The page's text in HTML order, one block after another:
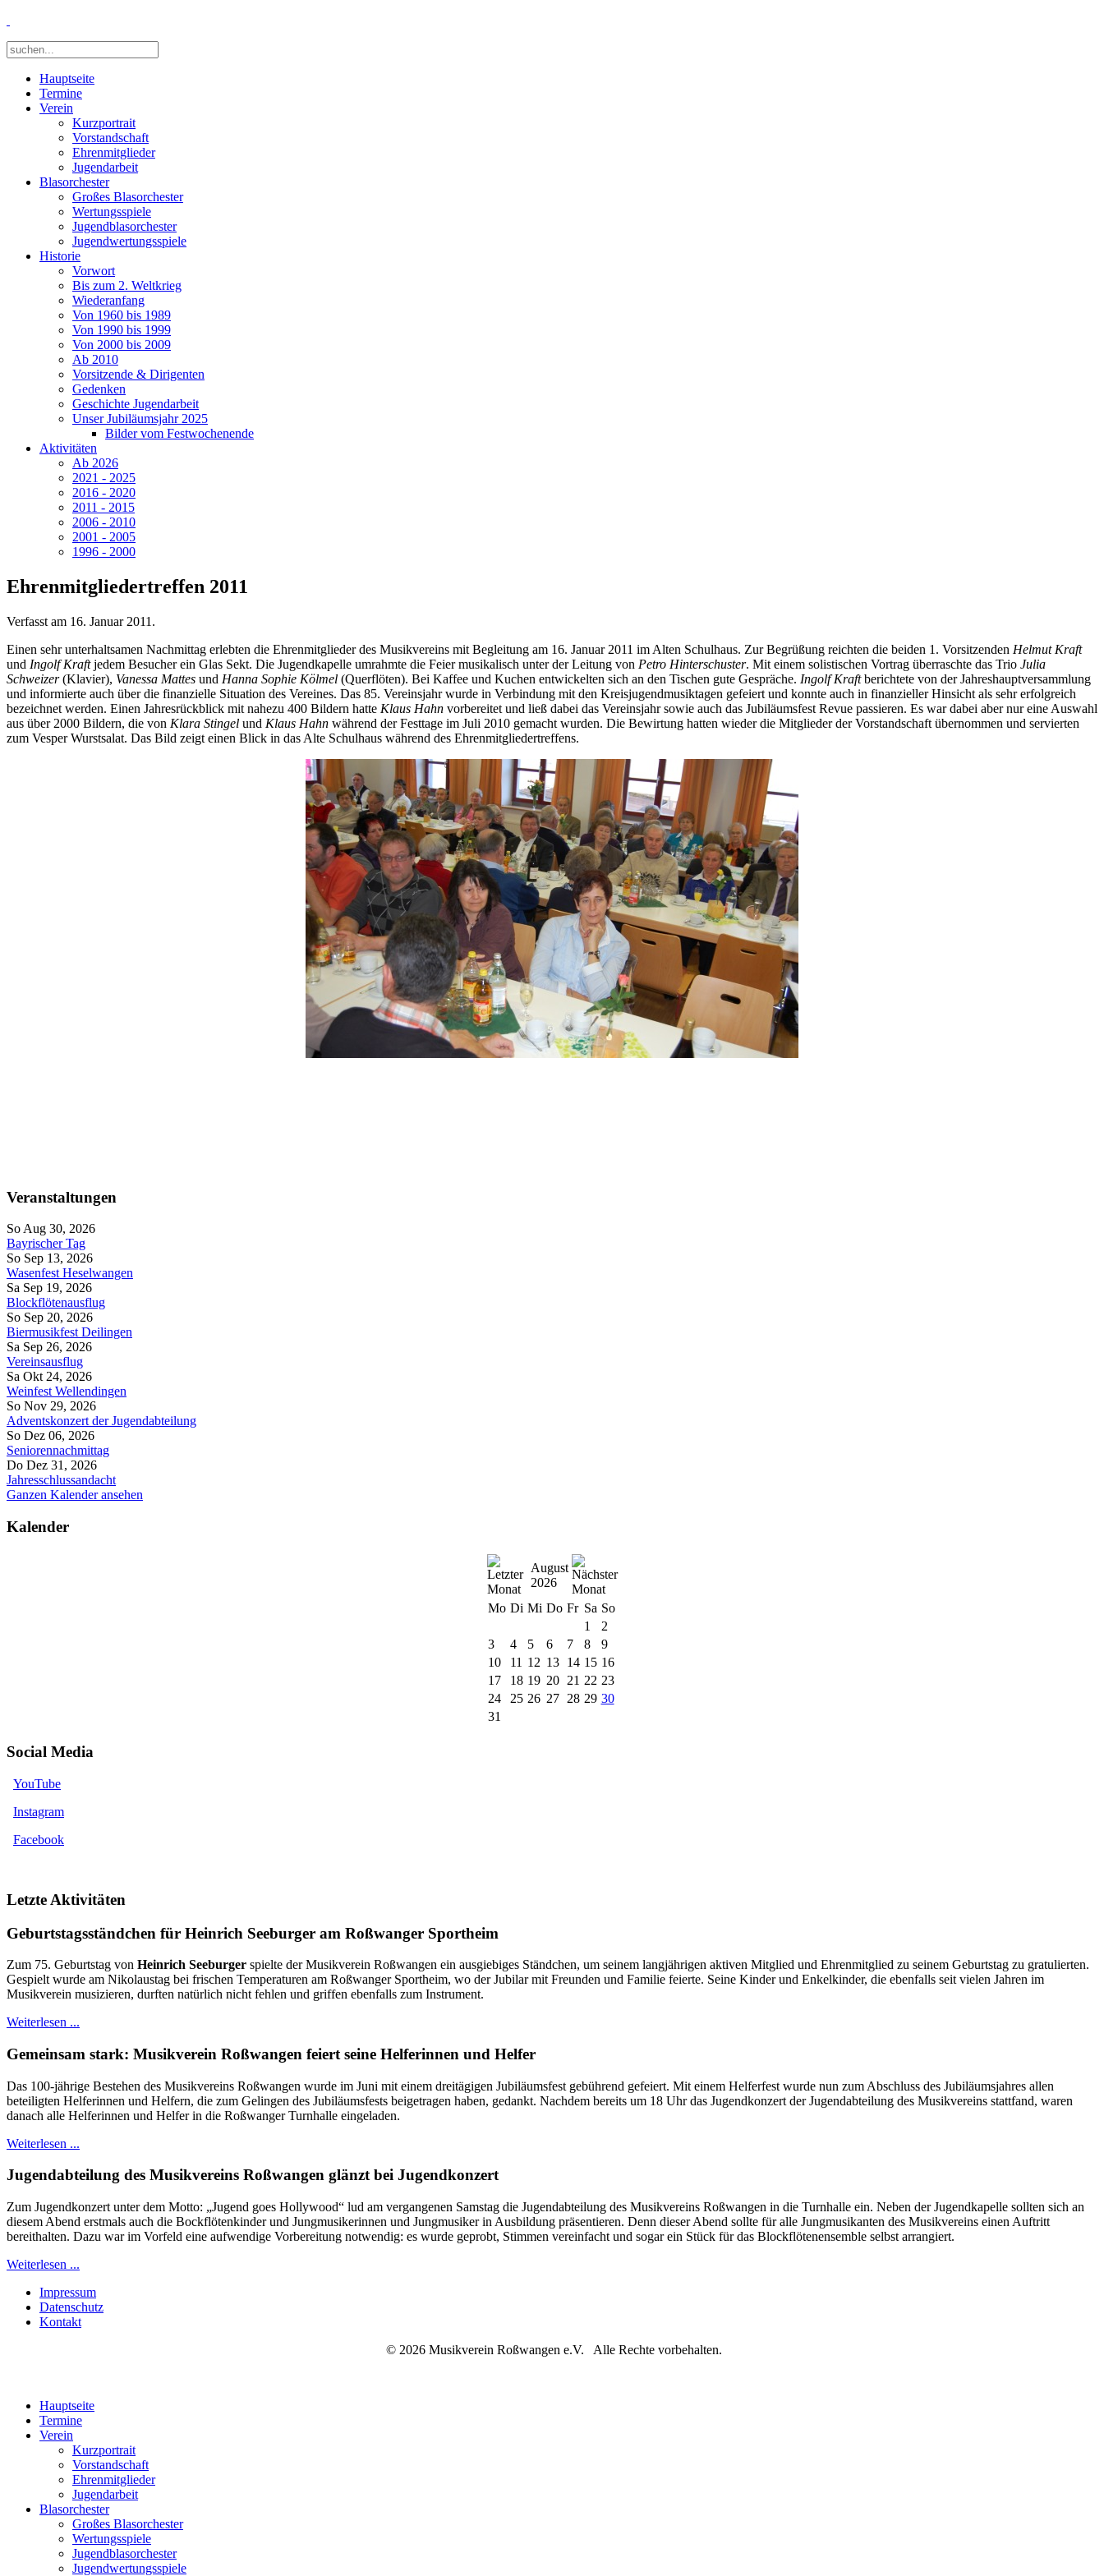
Hauptseite
Termine
Verein
Kurzportrait
Vorstandschaft
Ehrenmitglieder
Jugendarbeit
Blasorchester
Großes Blasorchester
Wertungsspiele
Jugendblasorchester
Jugendwertungsspiele
Historie
Vorwort
Bis zum 2. Weltkrieg
Wiederanfang
Von 1960 bis 1989
Von 1990 bis 1999
Von 2000 bis 2009
Ab 2010
Vorsitzende & Dirigenten
Gedenken
Geschichte Jugendarbeit
Unser Jubiläumsjahr 2025
Bilder vom Festwochenende
Aktivitäten
Ab 2026
2021 - 2025
2016 - 2020
2011 - 2015
2006 - 2010
2001 - 2005
1996 - 2000
Ehrenmitgliedertreffen 2011
Verfasst am 16. Januar 2011 .
Einen sehr unterhaltsamen Nachmittag erlebten die Ehrenmitglieder des Musikvereins mit Begleitung am 16. Januar 2011 im Alten Schulhaus. Zur Begrüßung reichten die beiden 1. Vorsitzenden Helmut Kraft
und Ingolf Kraftjedem Besucher ein Glas Sekt. Die Jugendkapelle umrahmte die Feier musikalisch unter der Leitung von Petro Hinterschuster. Mit einem solistischen Vortrag überraschte das Trio Julia
Schweizer(Klavier), Vanessa Mattes und Hanna Sophie Kölmel (Querflöten). Bei Kaffee und Kuchen entwickelten sich an den Tischen gute Gespräche. Ingolf Kraftberichtete von der Jahreshauptversammlung
und informierte auch über die finanzielle Situation des Vereines. Das 85. Vereinsjahr wurde in Verbindung mit den Kreisjugendmusiktagen gefeiert und konnte auch in finanzieller Hinsicht als sehr erfolgreich
bezeichnet werden. Einen Jahresrückblick mit nahezu 400 Bildern hatte Klaus Hahn vorbereitet und ließ dabei das Vereinsjahr sowie auch das Jubiläumsfest Revue passieren. Es war dabei aber nur eine Auswahl
aus über 2000 Bildern, die von Klara Stingel und Klaus Hahn während der Festtage im Juli 2010 gemacht wurden. Die Bewirtung hatten wieder die Mitglieder der Vorstandschaft übernommen und servierten
zum Vesper Wurstsalat. Das Bild zeigt einen Blick in das Alte Schulhaus während des Ehrenmitgliedertreffens.
Veranstaltungen
So Aug 30, 2026
Bayrischer Tag
So Sep 13, 2026
Wasenfest Heselwangen
Sa Sep 19, 2026
Blockflötenausflug
So Sep 20, 2026
Biermusikfest Deilingen
Sa Sep 26, 2026
Vereinsausflug
Sa Okt 24, 2026
Weinfest Wellendingen
So Nov 29, 2026
Adventskonzert der Jugendabteilung
So Dez 06, 2026
Seniorennachmittag
Do Dez 31, 2026
Jahresschlussandacht
Ganzen Kalender ansehen
Kalender
August
2026
Mo Di Mi Do Fr Sa So
1
2
3
4 5 6 7 8
9
10
11 12 13 14 15 16
17
18 19 20 21 22 23
24
25 26 27 28 29 30
31
Social Media
YouTube
Instagram
Facebook
Letzte Aktivitäten
Geburtstagsständchen für Heinrich Seeburger am Roßwanger Sportheim
Zum 75. Geburtstag von Heinrich Seeburger spielte der Musikverein Roßwangen ein ausgiebiges Ständchen, um seinem langjährigen aktiven Mitglied und Ehrenmitglied zu seinem Geburtstag zu gratulierten.
Gespielt wurde am Nikolaustag bei frischen Temperaturen am Roßwanger Sportheim, wo der Jubilar mit Freunden und Familie feierte. Seine Kinder und Enkelkinder, die ebenfalls seit vielen Jahren im
Musikverein musizieren, durften natürlich nicht fehlen und griffen ebenfalls zum Instrument.
Weiterlesen ...
Gemeinsam stark: Musikverein Roßwangen feiert seine Helferinnen und Helfer
Das 100-jährige Bestehen des Musikvereins Roßwangen wurde im Juni mit einem dreitägigen Jubiläumsfest gebührend gefeiert. Mit einem Helferfest wurde nun zum Abschluss des Jubiläumsjahres allen
beteiligten Helferinnen und Helfern, die zum Gelingen des Jubiläumsfests beigetragen haben, gedankt. Nachdem bereits um 18 Uhr das Jugendkonzert der Jugendabteilung des Musikvereins stattfand, waren
danach alle Helferinnen und Helfer in die Roßwanger Turnhalle eingeladen.
Weiterlesen ...
Jugendabteilung des Musikvereins Roßwangen glänzt bei Jugendkonzert
Zum Jugendkonzert unter dem Motto: „Jugend goes Hollywood“ lud am vergangenen Samstag die Jugendabteilung des Musikvereins Roßwangen in die Turnhalle ein. Neben der Jugendkapelle sollten sich an
diesem Abend erstmals auch die Bockflötenkinder und Jungmusikerinnen und Jungmusiker in Ausbildung präsentieren. Denn dieser Abend sollte für alle Jungmusikanten des Musikvereins einen Auftritt
bereithalten. Dazu war im Vorfeld eine aufwendige Vorbereitung notwendig: es wurde geprobt, Stimmen vereinfacht und sogar ein Stück für das Blockflötenensemble selbst arrangiert.
Weiterlesen ...
Impressum
Datenschutz
Kontakt
© 2026 Musikverein Roßwangen e.V. Alle Rechte vorbehalten.
Hauptseite
Termine
Verein
Kurzportrait
Vorstandschaft
Ehrenmitglieder
Jugendarbeit
Blasorchester
Großes Blasorchester
Wertungsspiele
Jugendblasorchester
Jugendwertungsspiele